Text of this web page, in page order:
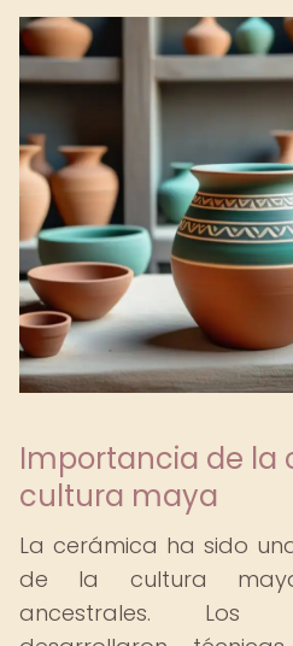
Importancia de la
cultura maya
La cerámica ha sido
de la cultura
ancestrales. Los